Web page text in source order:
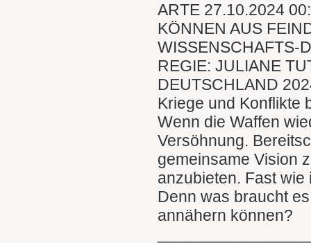
ARTE 27.10.2024
KÖNNEN AUS
WISSENSCHAFTS-
REGIE: JULIANE
DEUTSCHLAND
Kriege und Konflikte
Wenn die Waffen
Versöhnung.
gemeinsame Vision
anzubieten. Fast
Denn was braucht
annähern können?